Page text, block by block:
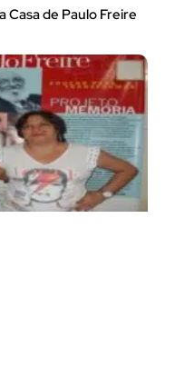
Casa de Paulo Freire